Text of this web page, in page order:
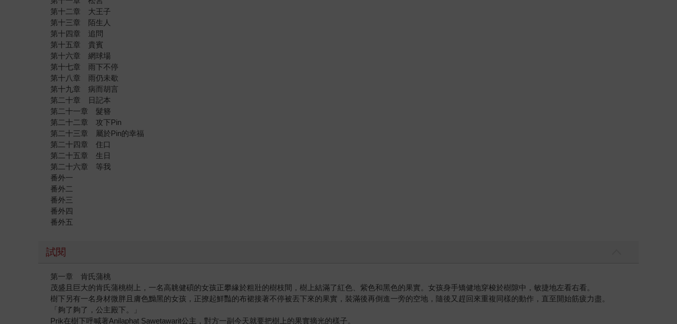
第十二章 大王子
第十三章 陌生人
第十四章 追問
第十五章 貴賓
第十六章 網球場
第十七章 雨下不停
第十八章 雨仍未歇
第十九章 病而胡言
第二十章 日記本
第二十一章 髮簪
第二十二章 攻下Pin
第二十三章 屬於Pin的幸福
第二十四章 住口
第二十五章 生日
第二十六章 等我
番外一
番外二
番外三
番外四
番外五
試閱
第一章 肯氏蒲桃
茂盛且巨大的肯氏蒲桃樹上，一名高䠷健碩的女孩正攀緣於粗壯的樹枝間，樹上結滿了紅色、紫色和黑色的果實。女孩身手矯健地穿梭於樹隙中，敏捷地左看右看。
樹下另有一名身材微胖且膚色黝黑的女孩，正撩起鮮豔的布裙接著不停被丟下來的果實，裝滿後再倒進一旁的空地，隨後又趕回來重複同樣的動作，直至開始筋疲力盡。
「夠了夠了，公主殿下。」
Prik在樹下呼喊著Anilaphat Sawetawarit公主，對方一副今天就要把樹上的果實摘光的樣子。